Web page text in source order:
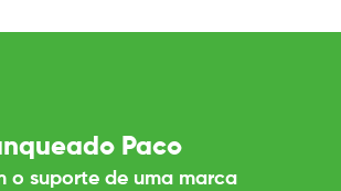
Paco
o suporte de uma marca